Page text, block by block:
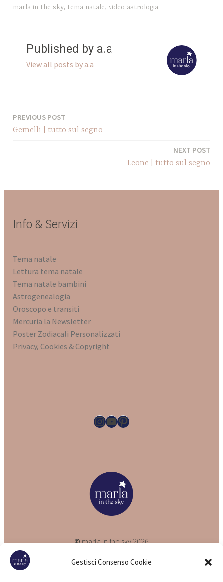
Gestisci Consenso Cookie
marla in the sky, tema natale,video astrologia
Published by a.a
View all posts by a.a
Navigazione
articoli
PREVIOUS POST
Gemelli | tutto sul segno
NEXT POST
Leone | tutto sul segno
Info & Servizi
Tema natale
Lettura tema natale
Tema natale bambini
Astrogenealogia
Oroscopo e transiti
Mercuria la Newsletter
Poster Zodiacali Personalizzati
Privacy, Cookies & Copyright
Instagram
YouTube
Pinterest
©marla in the sky 2026